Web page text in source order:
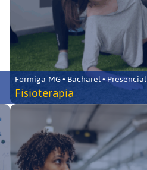
Formiga-MG • Bacharel • Presencial
Fisioterapia